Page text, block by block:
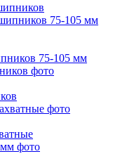
75-105 мм